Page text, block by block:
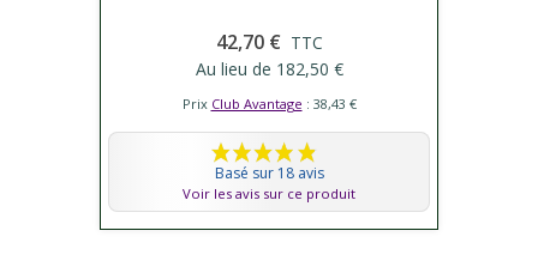
42,70 € TTC
Au lieu de 182,50 €
Prix Club Avantage : 38,43 €
Basé sur 18 avis
Voir les avis sur ce produit